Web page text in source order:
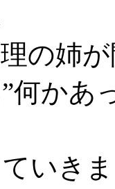
の姉
何かあ
いき